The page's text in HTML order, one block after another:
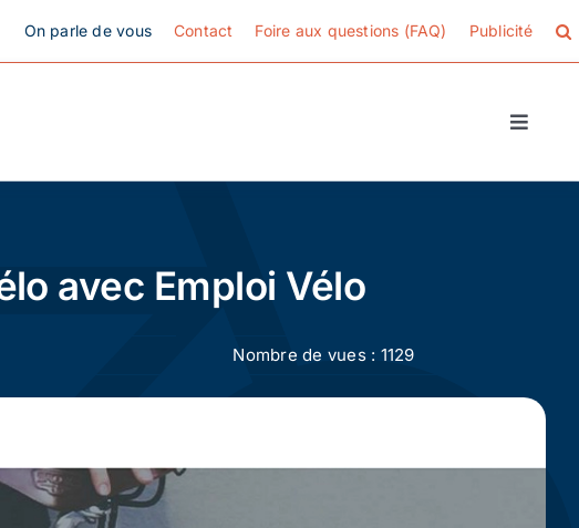
On parle de vous Contact Foire aux questions (FAQ) Publicité
Toggle
avec Emploi Vélo
Nombre de vues : 1129